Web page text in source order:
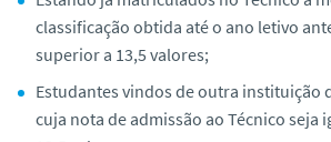
classificação obtida até o ano letivo
superior a 13,5 valores;
Estudantes vindos de outra instituição
cuja nota de admissão ao Técnico seja